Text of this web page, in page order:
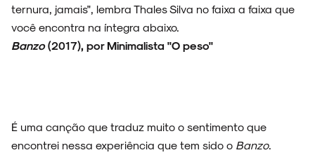
ternura, jamais", lembra Thales Silva no faixa a faixa que
você encontra na íntegra abaixo.
Banzo(2017), por Minimalista "O peso"
É uma canção que traduz muito o sentimento que
encontrei nessa experiência que tem sido o Banzo.